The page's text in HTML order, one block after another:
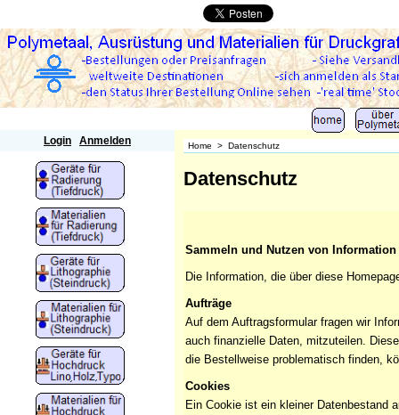
Login Anmelden Home > Datenschutz
Datenschutz
Sammeln und Nutzen von Information
Die Information, die über diese
Aufträge
Auf dem Auftragsformular fragen wir
auch finanzielle Daten, mitzuteilen.
die Bestellweise problematisch finden,
Cookies
Ein Cookie ist ein kleiner Datenbestand